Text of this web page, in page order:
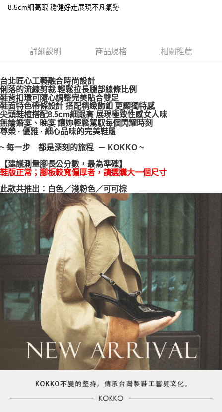
相關說明
２．便利：只要手機號碼，簡訊認證，即可結帳。
【「AFTEE先享後付」結帳流程】
１．於結帳方式選擇「AFTEE先享後付」後，將跳轉至「AFTEE先享後付」
結帳頁面，進行簡訊認證並確認金額後，即可完成結帳。
２．訂單成立數日內，您將收到繳費通知簡訊。
３．收到繳費通知簡訊後14天內，點擊此簡訊中的連結，可透過四大超商／
ATM／網路銀行／等多元方式進行付款，方視為交易完成。
※ 請注意：結帳手續完成當下不需立刻繳費，但若您需要取消訂單，請聯絡
後付繳納相關費用。
※ 交易是否成功請以「AFTEE先享後付 」之結帳頁面顯示為準，若有關於
是否繳費成功／繳費後需取消欲退款等相關疑問，請聯繫「AFTEE先享後付
客戶支援中心」https://netprotections.freshdesk.com/support/home
【注意事項】
１．透過由恩沛科技股份有限公司提供之「AFTEE先享後付」服務完成之交
易，需依本服務之必要範圍內提供個人資料，並將交易相關給付款項請求債
權轉讓予恩沛科技股份有限公司。
２．關於個人資料處理事宜，請瀏覽以下網址：
https://aftee.tw/terms/#terms3
３．未成年的使用者請事先徵得法定代理人或監護人之同意方可使用
「AFTEE先享後付」，若未經同意申辦者引起之損失，本公司不負相關責
任。
４．使用「AFTEE先享後付」時，將依據個別帳號之用戶狀況，依本公司即
時審查核予不同之上限額度；若仍有額度不足之情形，本公司將視審查結果
請求用戶進行身份認證。
５．嚴禁一人註冊多個帳號或使用他人資訊註冊。若發現惡意使用之情形，
恩沛科技股份有限公司將有權停止該用戶之使用額度並採取法律行動。
運送方式
每筆NT$100，滿NT$999(含以上)免運費
8.5cm細高跟 穩健好走展現不凡氣勢
詳細說明 商品規格 相關推薦
台北匠心工藝融合時尚設計
俐落的流線剪裁 輕鬆拉長腿部線條比例
鞋背扣環可隨心調整完美貼合雙足
鞋面特色帶條設計 搭配精緻飾釦 更顯獨特感
尖頭鞋楦搭配8.5cm細跟高 展現極致性感女人味
無論婚宴、晚宴 讓妳輕鬆駕馭每個閃耀時刻
尊榮 · 優雅 · 細心品味的完美鞋履
~ 每一步 都是深刻的旅程 － KOKKO ~
【建議測量腳長公分數，最為準確】
鞋版正常；腳板較寬偏厚者，請選購大一個尺寸
此款共推出：白色／淺粉色／可可棕